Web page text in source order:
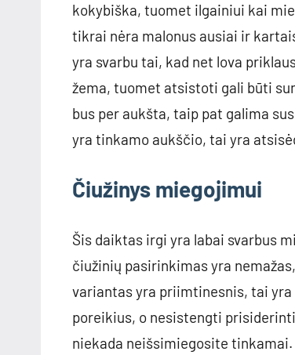
kokybiška, tuomet ilgainiui kai
tikrai nėra malonus ausiai ir
yra svarbu tai, kad net lova
žema, tuomet atsistoti gali būti
bus per aukšta, taip pat galima
yra tinkamo aukščio, tai yra
Čiužinys miegojimui
Šis daiktas irgi yra labai svarbus
čiužinių pasirinkimas yra
variantas yra priimtinesnis, tai
poreikius, o nesistengti
niekada neišsimiegosite